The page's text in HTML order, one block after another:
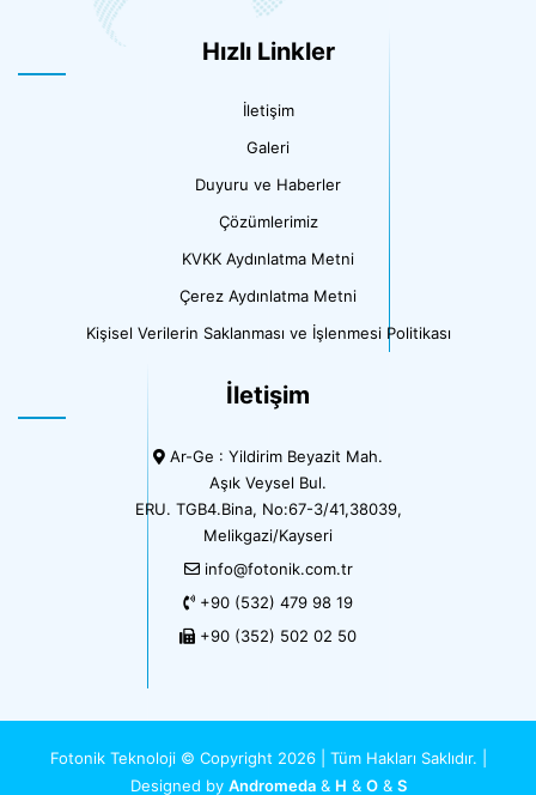
Hızlı Linkler
İletişim
Galeri
Duyuru ve Haberler
Çözümlerimiz
KVKK Aydınlatma Metni
Çerez Aydınlatma Metni
Kişisel Verilerin Saklanması ve İşlenmesi Politikası
İletişim
Ar-Ge : Yildirim Beyazit Mah.
Aşık Veysel Bul.
ERU. TGB4.Bina, No:67-3/41,38039,
Melikgazi/Kayseri
info@fotonik.com.tr
+90 (532) 479 98 19
+90 (352) 502 02 50
Fotonik Teknoloji © Copyright 2026 | Tüm Hakları Saklıdır. |
Designed by Andromeda& H & O& S